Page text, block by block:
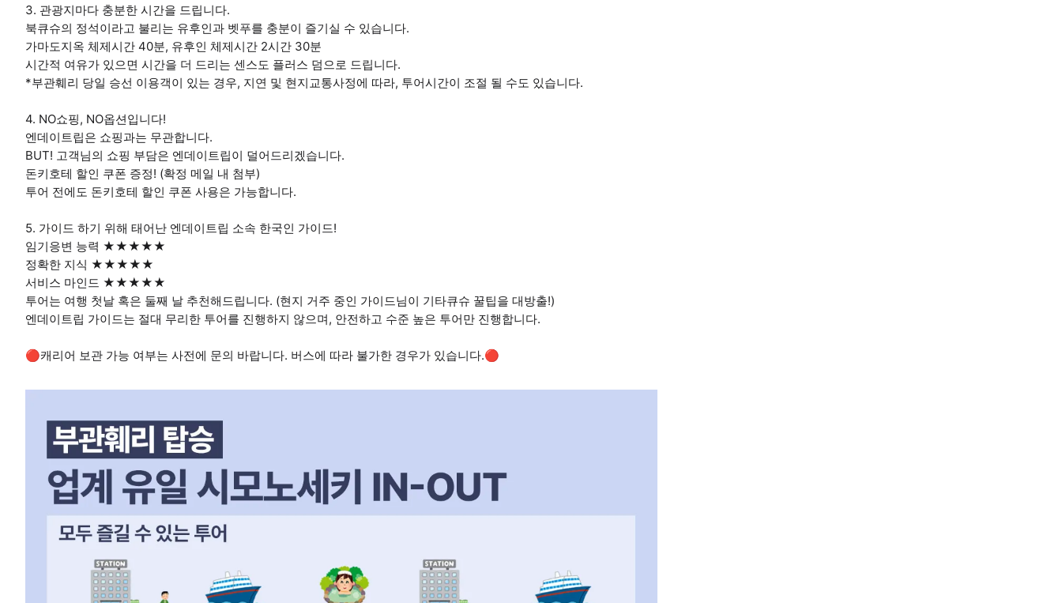
3. 관광지마다 충분한 시간을 드립니다.
북큐슈의 정석이라고 불리는 유후인과 벳푸를 충분이 즐기실 수 있습니다.
가마도지옥 체제시간 40분, 유후인 체제시간 2시간 30분
시간적 여유가 있으면 시간을 더 드리는 센스도 플러스 덤으로 드립니다.
*부관훼리 당일 승선 이용객이 있는 경우, 지연 및 현지교통사정에 따라, 투어시간이 조절 될 수도 있습니다.
4. NO쇼핑, NO옵션입니다!
엔데이트립은 쇼핑과는 무관합니다.
BUT! 고객님의 쇼핑 부담은 엔데이트립이 덜어드리겠습니다.
돈키호테 할인 쿠폰 증정! (확정 메일 내 첨부)
투어 전에도 돈키호테 할인 쿠폰 사용은 가능합니다.
5. 가이드 하기 위해 태어난 엔데이트립 소속 한국인 가이드!
임기응변 능력 ★★★★★
정확한 지식 ★★★★★
서비스 마인드 ★★★★★
투어는 여행 첫날 혹은 둘째 날 추천해드립니다. (현지 거주 중인 가이드님이 기타큐슈 꿀팁을 대방출!)
엔데이트립 가이드는 절대 무리한 투어를 진행하지 않으며, 안전하고 수준 높은 투어만 진행합니다.
🔴캐리어 보관 가능 여부는 사전에 문의 바랍니다. 버스에 따라 불가한 경우가 있습니다.🔴